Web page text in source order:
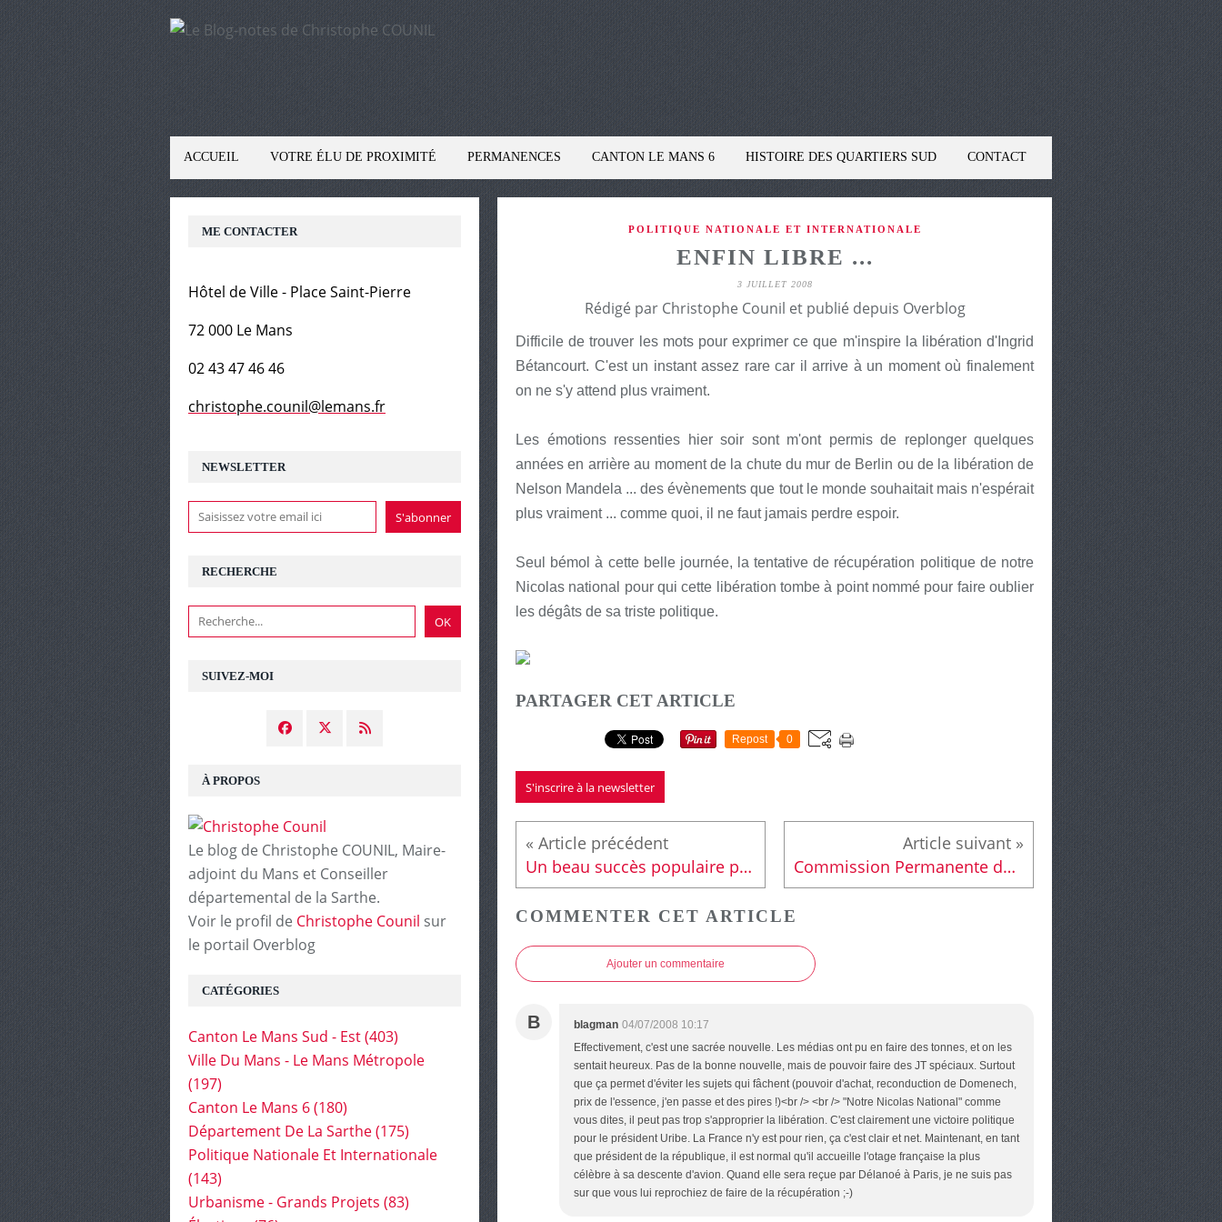
ACCUEIL VOTRE ÉLU DE PROXIMITÉ PERMANENCES CANTON LE MANS 6 HISTOIRE DES QUARTIERS SUD CONTACT
POLITIQUE NATIONALE ET INTERNATIONALE
ENFIN LIBRE ...
3 JUILLET 2008
Rédigé par Christophe Counil et publié depuis Overblog
Difficile de trouver les mots pour exprimer ce que m'inspire la libération d'Ingrid
Bétancourt. C'est un instant assez rare car il arrive à un moment où finalement
on ne s'y attend plus vraiment.
Les émotions ressenties hier soir sont m'ont permis de replonger quelques
années en arrière au moment de la chute du mur de Berlin ou de la libération de
Nelson Mandela ... des évènements que tout le monde souhaitait mais n'espérait
plus vraiment ... comme quoi, il ne faut jamais perdre espoir.
Seul bémol à cette belle journée, la tentative de récupération politique de notre
Nicolas national pour qui cette libération tombe à point nommé pour faire oublier
les dégâts de sa triste politique.
PARTAGER CET ARTICLE
Repost 0
S'inscrire à la newsletter
Un beau succès populaire pour la parade des Quartiers Commission Permanente de juillet : 63 146 € pour le canton
COMMENTER CET ARTICLE
Ajouter un commentaire
B blagman 04/07/2008 10:17
Effectivement, c'est une sacrée nouvelle. Les médias ont pu en faire des tonnes, et on les
sentait heureux. Pas de la bonne nouvelle, mais de pouvoir faire des JT spéciaux. Surtout
que ça permet d'éviter les sujets qui fâchent (pouvoir d'achat, reconduction de Domenech,
prix de l'essence, j'en passe et des pires !)<br /> <br /> "Notre Nicolas National" comme
vous dites, il peut pas trop s'approprier la libération. C'est clairement une victoire politique
pour le président Uribe. La France n'y est pour rien, ça c'est clair et net. Maintenant, en tant
que président de la république, il est normal qu'il accueille l'otage française la plus
célèbre à sa descente d'avion. Quand elle sera reçue par Délanoé à Paris, je ne suis pas
sur que vous lui reprochiez de faire de la récupération ;-)
NEWSLETTER
SUIVEZ-MOI
RECHERCHE
À PROPOS
Le blog de Christophe COUNIL, Maire-
adjoint du Mans et Conseiller
départemental de la Sarthe.
Voir le profil de Christophe Counil sur
le portail Overblog
CATÉGORIES
Canton Le Mans Sud - Est(403)
Ville Du Mans - Le Mans Métropole
(197)
Canton Le Mans 6(180)
Département De La Sarthe(175)
Politique Nationale Et Internationale
(143)
Urbanisme - Grands Projets (83)
ME CONTACTER
Hôtel de Ville - Place Saint-Pierre
72 000 Le Mans
02 43 47 46 46
christophe.counil@lemans.fr